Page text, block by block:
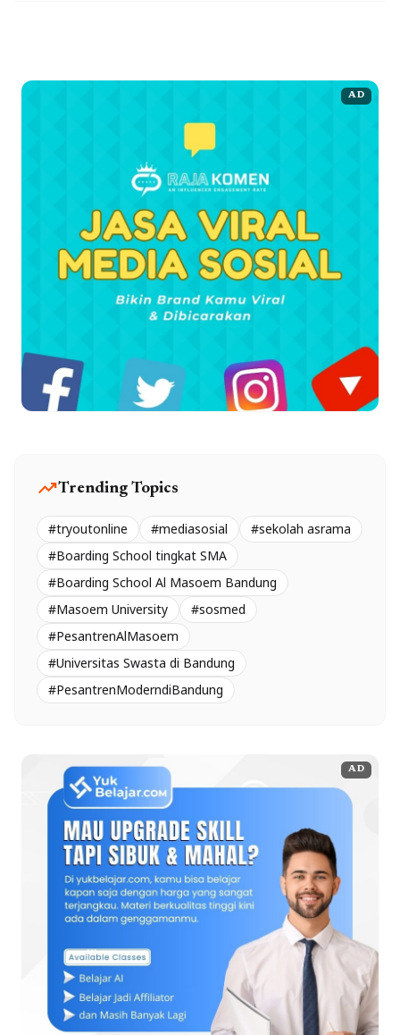
AD
trending_upTrending Topics
#tryoutonline #mediasosial
#sekolah asrama
#Boarding School tingkat SMA
#Boarding School Al Masoem Bandung
#Masoem University
#sosmed
#PesantrenAlMasoem
#Universitas Swasta di Bandung
#PesantrenModerndiBandung
AD